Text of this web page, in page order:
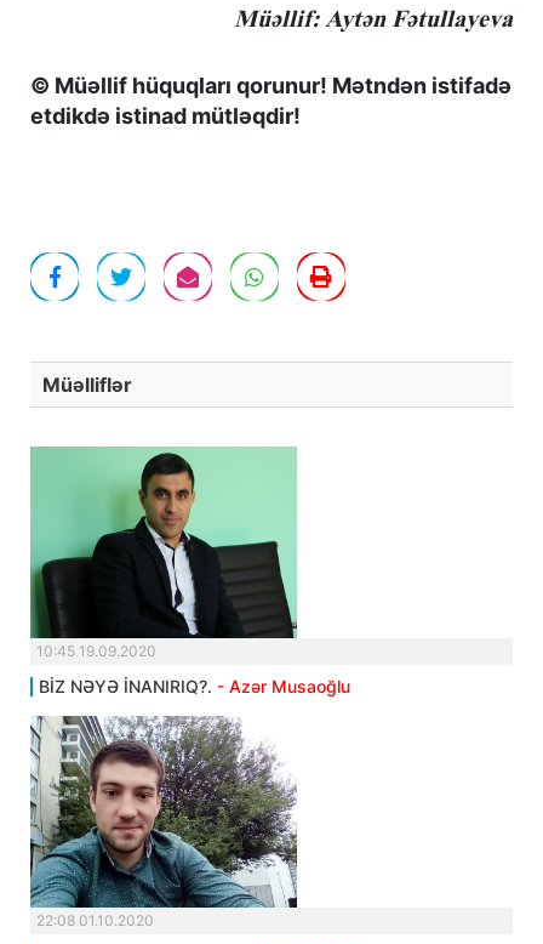
Müəllif: Aytən Fətullayeva
© Müəllif hüquqları qorunur! Mətndən istifadə
etdikdə istinad mütləqdir!
Müəlliflər
10:45 19.09.2020
BİZ NƏYƏ İNANIRIQ?. - Azər Musaoğlu
22:08 01.10.2020